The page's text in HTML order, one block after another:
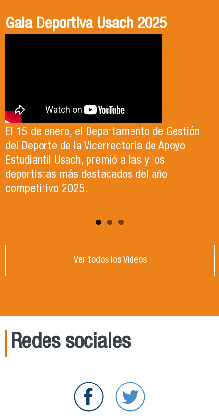
Gala Deportiva Usach 2025
El 15 de enero, el Departamento de Gestión
del Deporte de la Vicerrectoría de Apoyo
Estudiantil Usach, premió a las y los
deportistas más destacados del año
competitivo 2025.
Usach en el Territorio, capítulo 2
En este segundo capítulo conoceremos el
Proyecto Ludo Inclusión, liderado por el
profesor Claudio Farías y estudiantes de
Pedagogía en Educación Física de la Facultad
de Ciencias Médicas de la Uni
Candidatura Director de Escuela
Te invitamos a revisar el video de nuestro
candidato , el Dr. Celso Sanchez para el cargo
de Director de Escuela período 2025-2026.
Ver todos los Videos
Redes sociales